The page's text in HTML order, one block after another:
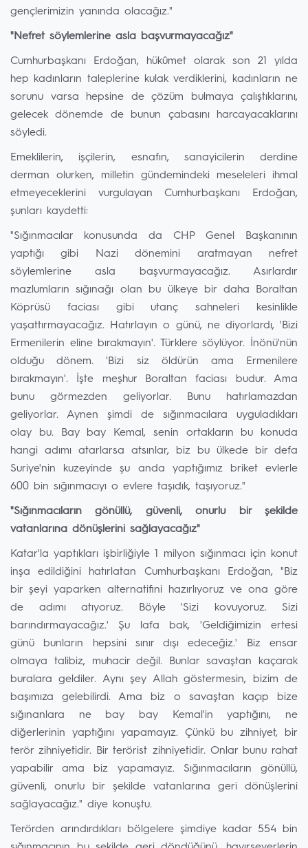
gençlerimizin yanında olacağız."
"Nefret söylemlerine asla başvurmayacağız"
Cumhurbaşkanı Erdoğan, hükûmet olarak son 21 yılda
hep kadınların taleplerine kulak verdiklerini, kadınların ne
sorunu varsa hepsine de çözüm bulmaya çalıştıklarını,
gelecek dönemde de bunun çabasını harcayacaklarını
söyledi.
Emeklilerin, işçilerin, esnafın, sanayicilerin derdine
derman olurken, milletin gündemindeki meseleleri ihmal
etmeyeceklerini vurgulayan Cumhurbaşkanı Erdoğan,
şunları kaydetti:
"Sığınmacılar konusunda da CHP Genel Başkanının
yaptığı gibi Nazi dönemini aratmayan nefret
söylemlerine asla başvurmayacağız. Asırlardır
mazlumların sığınağı olan bu ülkeye bir daha Boraltan
Köprüsü faciası gibi utanç sahneleri kesinlikle
yaşattırmayacağız. Hatırlayın o günü, ne diyorlardı, 'Bizi
Ermenilerin eline bırakmayın'. Türklere söylüyor. İnönü'nün
olduğu dönem. 'Bizi siz öldürün ama Ermenilere
bırakmayın'. İşte meşhur Boraltan faciası budur. Ama
bunu görmezden geliyorlar. Bunu hatırlamazdan
geliyorlar. Aynen şimdi de sığınmacılara uyguladıkları
olay bu. Bay bay Kemal, senin ortakların bu konuda
hangi adımı atarlarsa atsınlar, biz bu ülkede bir defa
Suriye'nin kuzeyinde şu anda yaptığımız briket evlerle
600 bin sığınmacıyı o evlere taşıdık, taşıyoruz."
"Sığınmacıların gönüllü, güvenli, onurlu bir şekilde
vatanlarına dönüşlerini sağlayacağız"
Katar'la yaptıkları işbirliğiyle 1 milyon sığınmacı için konut
inşa edildiğini hatırlatan Cumhurbaşkanı Erdoğan, "Biz
bir şeyi yaparken alternatifini hazırlıyoruz ve ona göre
de adımı atıyoruz. Böyle 'Sizi kovuyoruz. Sizi
barındırmayacağız.' Şu lafa bak, 'Geldiğimizin ertesi
günü bunların hepsini sınır dışı edeceğiz.' Biz ensar
olmaya talibiz, muhacir değil. Bunlar savaştan kaçarak
buralara geldiler. Aynı şey Allah göstermesin, bizim de
başımıza gelebilirdi. Ama biz o savaştan kaçıp bize
sığınanlara ne bay bay Kemal'in yaptığını, ne
diğerlerinin yaptığını yapamayız. Çünkü bu zihniyet, bir
terör zihniyetidir. Bir terörist zihniyetidir. Onlar bunu rahat
yapabilir ama biz yapamayız. Sığınmacıların gönüllü,
güvenli, onurlu bir şekilde vatanlarına geri dönüşlerini
sağlayacağız." diye konuştu.
Terörden arındırdıkları bölgelere şimdiye kadar 554 bin